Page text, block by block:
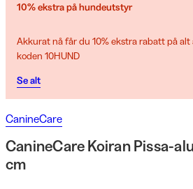
10% ekstra på hundeutstyr
Akkurat nå får du 10% ekstra rabatt på
koden 10HUND
Se alt
CanineCare
CanineCare Koiran Pissa-
cm